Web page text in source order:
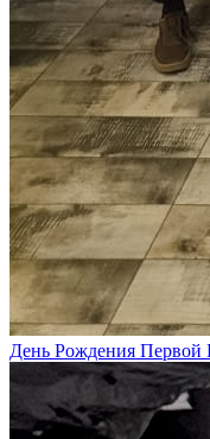
День Рождения Первой